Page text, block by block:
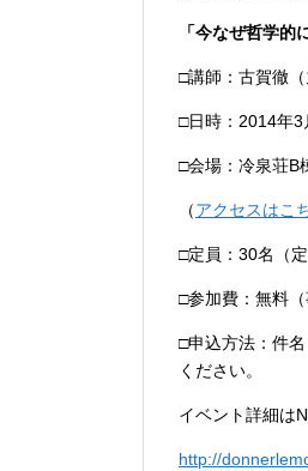
「今なぜ哲学的
□講師：古賀徹
□日時：2014年
□会場：冷泉荘B
（アクセスは
□定員：30名（
□参加費：無料（
□申込方法：件
ください。
イベント詳細は
http://